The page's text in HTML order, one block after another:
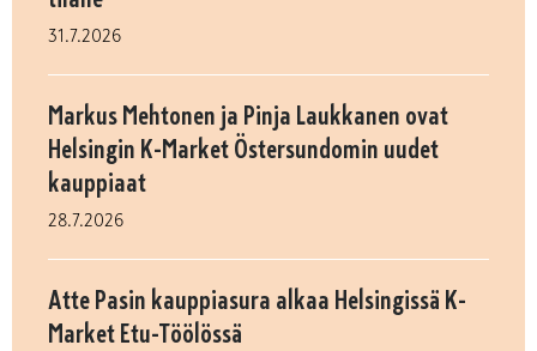
31.7.2026
Markus Mehtonen ja Pinja Laukkanen ovat
Helsingin K-Market Östersundomin uudet
kauppiaat
28.7.2026
Atte Pasin kauppiasura alkaa Helsingissä K-
Market Etu-Töölössä